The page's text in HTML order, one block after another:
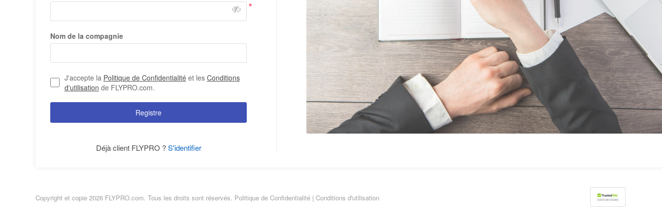
*
Nom de la compagnie
J'accepte la Politique de Confidentialitéet les Conditions
d'utilisation de FLYPRO.com.
Registre
Déjà client FLYPRO ?S'identifier
Copyright et copie 2026 FLYPRO.com. Tous les droits sont réservés. Politique de Confidentialité | Conditions d'utilisation